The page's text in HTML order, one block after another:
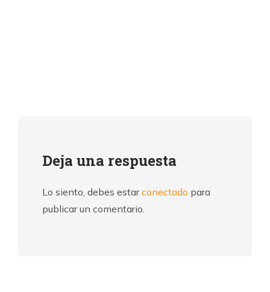
Deja una respuesta
Lo siento, debes estarconectado para
publicar un comentario.